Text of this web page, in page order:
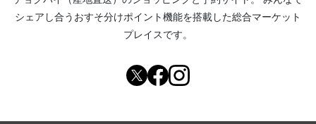
シェアし合う おすそ分けポイント機能を搭載した総合マーケット
プレイスです。